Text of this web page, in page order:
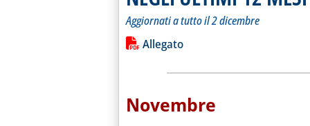
Aggiornati a tutto il 2 dicembre
Leggi tutta la notizia: 'L'ANDAMENTO
Lista allegati PDF alla notizia
Allegato
Novembre